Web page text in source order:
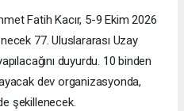
Fatih Kacır, 5-9 Ekim 2026
77. Uluslararası Uzay
duyurdu. 10 binden
dev organizasyonda,
şekillenecek.